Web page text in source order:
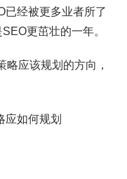
已经被更多业者所了
更茁壮的一年。
略应该规划的方向，